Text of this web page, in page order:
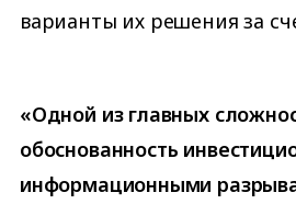
варианты их решения за
«Одной из главных
обоснованность
информационными